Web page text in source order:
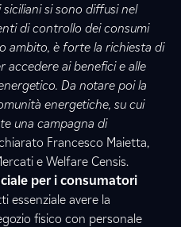
si sono diffusi nel
di controllo dei consumi
ambito, è forte la richiesta di
ai benefici e alle
Da notare poi la
energetiche, su cui
una campagna di
Francesco Maietta,
e Welfare Censis.
per i consumatori
essenziale avere la
fisico con personale